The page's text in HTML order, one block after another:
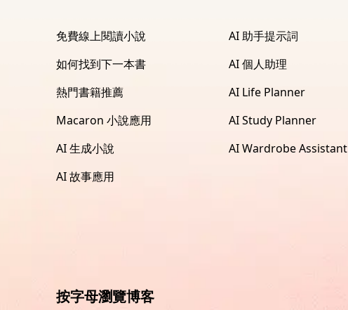
免費線上閱讀小說
如何找到下一本書
熱門書籍推薦
Macaron 小說應用
AI 生成小說
AI 故事應用
AI 助手提示詞
AI 個人助理
AI Life Planner
AI Study Planner
AI Wardrobe Assistant
按字母瀏覽博客